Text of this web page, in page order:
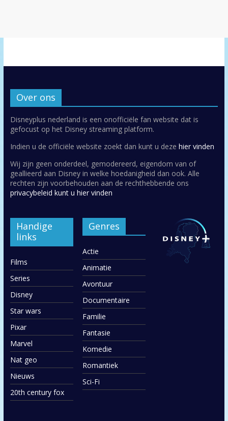
Over ons
Disneyplus nederland is een onofficiële fan website dat is
gefocust op het Disney streaming platform.
Indien u de officiële website zoekt dan kunt u deze hier vinden
Wij zijn geen onderdeel, gemodereerd, eigendom van of
geallieerd aan Disney in welke hoedanigheid dan ook. Alle
rechten zijn voorbehouden aan de rechthebbende ons
privacybeleid kunt u hier vinden
Handige
links
Films
Series
Disney
Star wars
Pixar
Marvel
Nat geo
Nieuws
20th century fox
Genres
Actie
Animatie
Avontuur
Documentaire
Familie
Fantasie
Komedie
Romantiek
Sci-Fi